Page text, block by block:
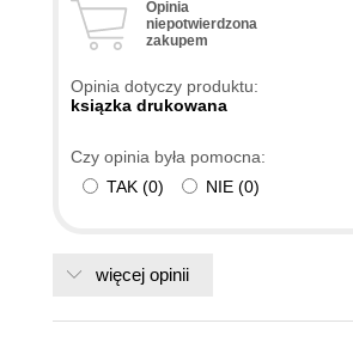
Opinia
niepotwierdzona
zakupem
Opinia dotyczy produktu:
ksiązka drukowana
Czy opinia była pomocna:
TAK (0) NIE (0)
więcej opinii